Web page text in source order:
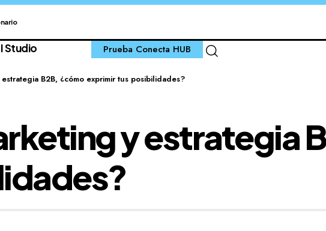
Studio Prueba Conecta HUB
B2B, ¿cómo exprimir tus posibilidades?
y estrategia